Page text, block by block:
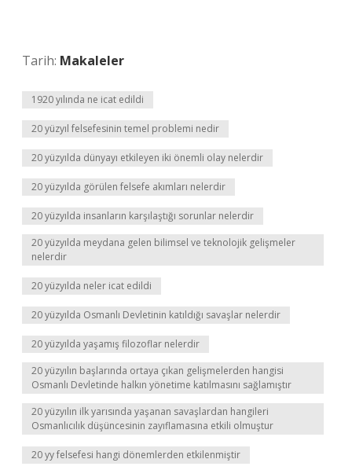
Tarih: Makaleler
1920 yılında ne icat edildi
20 yüzyıl felsefesinin temel problemi nedir
20 yüzyılda dünyayı etkileyen iki önemli olay nelerdir
20 yüzyılda görülen felsefe akımları nelerdir
20 yüzyılda insanların karşılaştığı sorunlar nelerdir
20 yüzyılda meydana gelen bilimsel ve teknolojik gelişmeler
nelerdir
20 yüzyılda neler icat edildi
20 yüzyılda Osmanlı Devletinin katıldığı savaşlar nelerdir
20 yüzyılda yaşamış filozoflar nelerdir
20 yüzyılın başlarında ortaya çıkan gelişmelerden hangisi
Osmanlı Devletinde halkın yönetime katılmasını sağlamıştır
20 yüzyılın ilk yarısında yaşanan savaşlardan hangileri
Osmanlıcılık düşüncesinin zayıflamasına etkili olmuştur
20 yy felsefesi hangi dönemlerden etkilenmiştir